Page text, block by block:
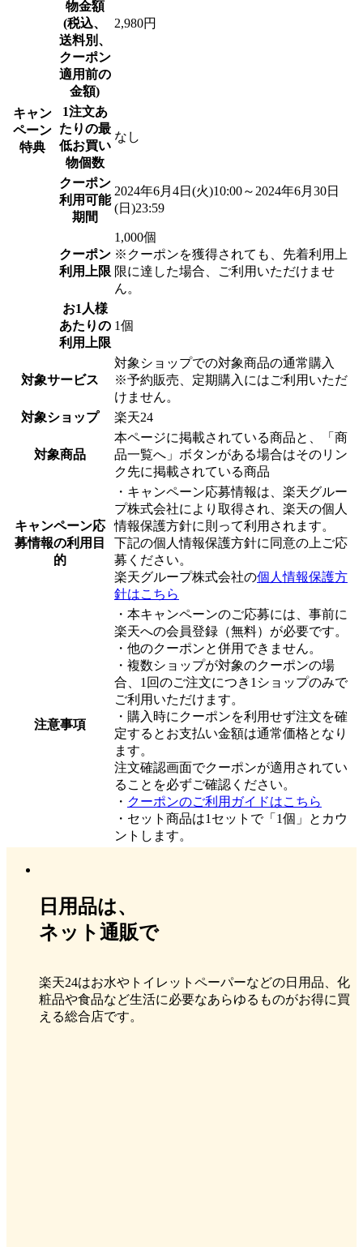
キャン
ペーン
特典
物金額
(税込、
送料別、
クーポン
適用前の
金額)
2,980円
1注文あ
たりの最
低お買い
物個数
なし
クーポン
利用可能
期間
2024年6月4日(火)10:00～2024年6月30日
(日)23:59
クーポン
利用上限
1,000個
※クーポンを獲得されても、先着利用上
限に達した場合、ご利用いただけませ
ん。
お1人様
あたりの
利用上限
1個
対象サービス
対象ショップでの対象商品の通常購入
※予約販売、定期購入にはご利用いただ
けません。
対象ショップ
楽天24
対象商品
本ページに掲載されている商品と、「商
品一覧へ」ボタンがある場合はそのリン
ク先に掲載されている商品
キャンペーン応
募情報の利用目
的
・キャンペーン応募情報は、楽天グルー
プ株式会社により取得され、楽天の個人
情報保護方針に則って利用されます。
下記の個人情報保護方針に同意の上ご応
募ください。
楽天グループ株式会社の個人情報保護方
針はこちら
注意事項
・本キャンペーンのご応募には、事前に
楽天への会員登録（無料）が必要です。
・他のクーポンと併用できません。
・複数ショップが対象のクーポンの場
合、1回のご注文につき1ショップのみで
ご利用いただけます。
・購入時にクーポンを利用せず注文を確
定するとお支払い金額は通常価格となり
ます。
注文確認画面でクーポンが適用されてい
ることを必ずご確認ください。
・ クーポンのご利用ガイドはこちら
・セット商品は1セットで「1個」とカウ
ントします。
日用品は、
ネット通販で
楽天24はお水やトイレットペーパーなどの日用品、化
粧品や食品など生活に必要なあらゆるものがお得に買
える総合店です。